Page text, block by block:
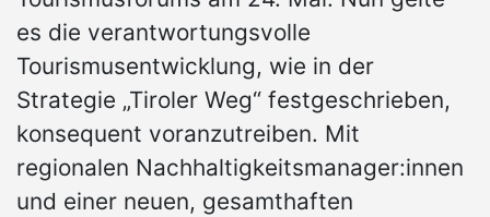
es die verantwortungsvolle
Tourismusentwicklung, wie in der
Strategie „Tiroler Weg“ festgeschrieben,
konsequent voranzutreiben. Mit
regionalen Nachhaltigkeitsmanager:innen
und einer neuen, gesamthaften